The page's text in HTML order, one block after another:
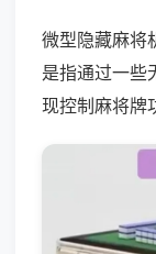
微型隐藏麻将
是指通过一些
现控制麻将牌